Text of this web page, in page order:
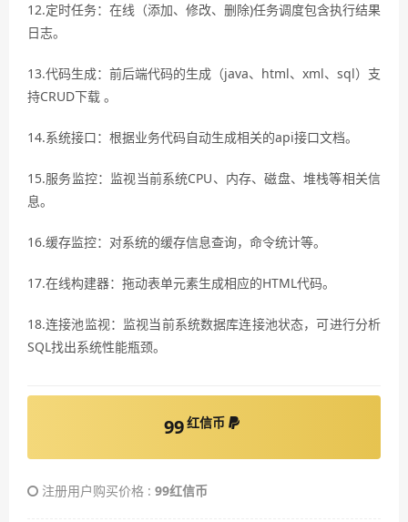
12.定时任务：在线（添加、修改、删除)任务调度包含执行结果
日志。
13.代码生成：前后端代码的生成（java、html、xml、sql）支
持CRUD下载 。
14.系统接口：根据业务代码自动生成相关的api接口文档。
15.服务监控：监视当前系统CPU、内存、磁盘、堆栈等相关信
息。
16.缓存监控：对系统的缓存信息查询，命令统计等。
17.在线构建器：拖动表单元素生成相应的HTML代码。
18.连接池监视：监视当前系统数据库连接池状态，可进行分析
SQL找出系统性能瓶颈。
99红信币
注册用户购买价格 : 99红信币